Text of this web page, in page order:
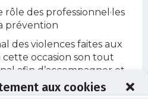
aux cookies
des professionnel·les
prévention
des violences faites aux
occasion son tout
afin d’accompagner et
en situation de
de l’être.